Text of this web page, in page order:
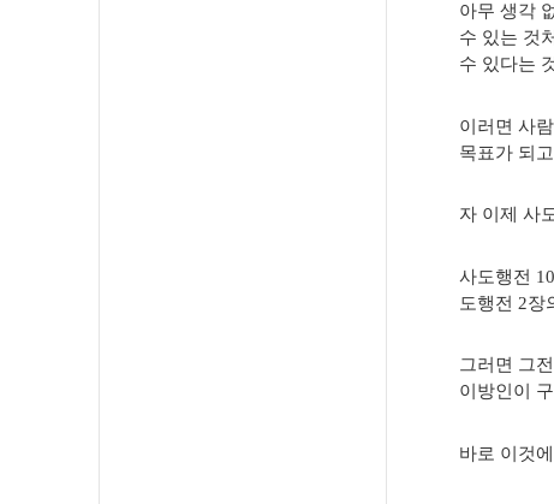
아무 생각
수 있는 것
수 있다는
이러면 사
목표가 되
자 이제 사
사도행전
도행전 2장
그러면 그
이방인이
바로 이것